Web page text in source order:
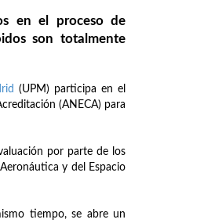
en el proceso de
son totalmente
(UPM) participa en el
(ANECA) para
por parte de los
y del Espacio
tiempo, se abre un